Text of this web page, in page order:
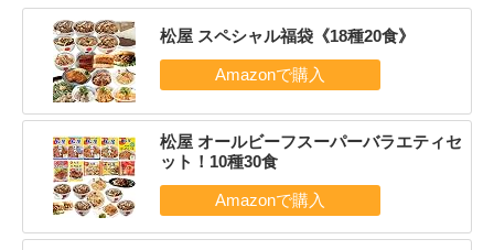
松屋 スペシャル福袋《18種20食》
松屋 オールビーフスーパーバラエティセ
ット！10種30食